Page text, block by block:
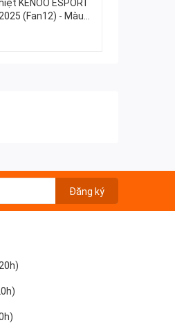
KENOO ESPORT
2025 (Fan12) - Màu
Đăng ký